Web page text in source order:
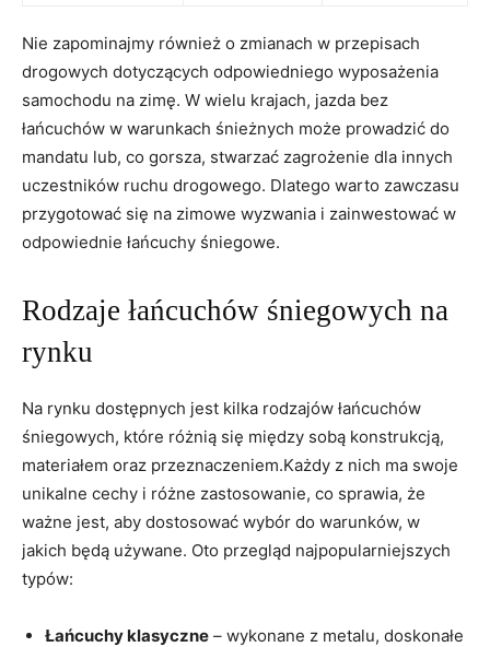
Nie zapominajmy również o zmianach w przepisach
drogowych dotyczących odpowiedniego wyposażenia
samochodu na zimę. W wielu krajach, jazda bez
łańcuchów w warunkach śnieżnych może prowadzić do
mandatu lub, co gorsza, stwarzać zagrożenie dla innych
uczestników ruchu drogowego. Dlatego warto zawczasu
przygotować się na zimowe wyzwania i zainwestować w
odpowiednie łańcuchy śniegowe.
Rodzaje łańcuchów śniegowych na
rynku
Na rynku dostępnych jest kilka rodzajów łańcuchów
śniegowych, które różnią się między sobą konstrukcją,
materiałem oraz przeznaczeniem.Każdy z nich ma swoje
unikalne cechy i różne zastosowanie, co sprawia, że
ważne jest, aby dostosować wybór do warunków, w
jakich będą używane. Oto przegląd najpopularniejszych
typów:
Łańcuchy klasyczne – wykonane z metalu, doskonałe